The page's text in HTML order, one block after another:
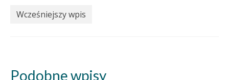
Wcześniejszy wpis
Podobne wpisy